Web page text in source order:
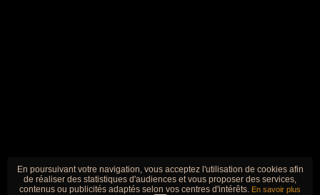
En poursuivant votre navigation, vous acceptez l'utilisation de cookies afin
de réaliser des statistiques d'audiences et vous proposer des services,
contenus ou publicités adaptés selon vos centres d'intérêts. En savoir plus